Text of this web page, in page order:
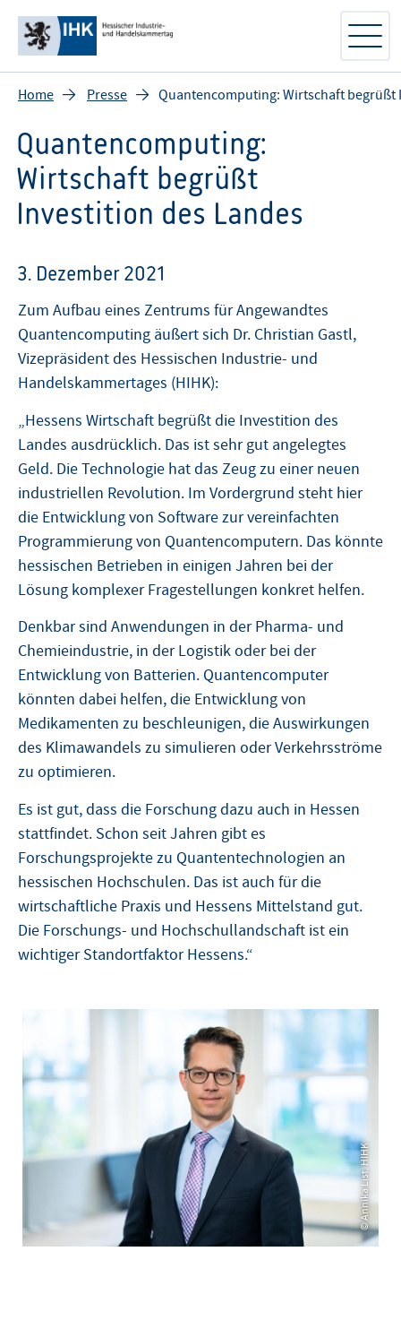
Home Presse Quantencomputing: Wirtschaft begrüßt
Quantencomputing:
Wirtschaft begrüßt
Investition des Landes
3. Dezember 2021
Zum Aufbau eines Zentrums für Angewandtes
Quantencomputing äußert sich Dr. Christian Gastl,
Vizepräsident des Hessischen Industrie- und
Handelskammertages (HIHK):
„Hessens Wirtschaft begrüßt die Investition des
Landes ausdrücklich. Das ist sehr gut angelegtes
Geld. Die Technologie hat das Zeug zu einer neuen
industriellen Revolution. Im Vordergrund steht hier
die Entwicklung von Software zur vereinfachten
Programmierung von Quantencomputern. Das könnte
hessischen Betrieben in einigen Jahren bei der
Lösung komplexer Fragestellungen konkret helfen.
Denkbar sind Anwendungen in der Pharma- und
Chemieindustrie, in der Logistik oder bei der
Entwicklung von Batterien. Quantencomputer
könnten dabei helfen, die Entwicklung von
Medikamenten zu beschleunigen, die Auswirkungen
des Klimawandels zu simulieren oder Verkehrsströme
zu optimieren.
Es ist gut, dass die Forschung dazu auch in Hessen
stattfindet. Schon seit Jahren gibt es
Forschungsprojekte zu Quantentechnologien an
hessischen Hochschulen. Das ist auch für die
wirtschaftliche Praxis und Hessens Mittelstand gut.
Die Forschungs- und Hochschullandschaft ist ein
wichtiger Standortfaktor Hessens.“
© Annika List, HIHK